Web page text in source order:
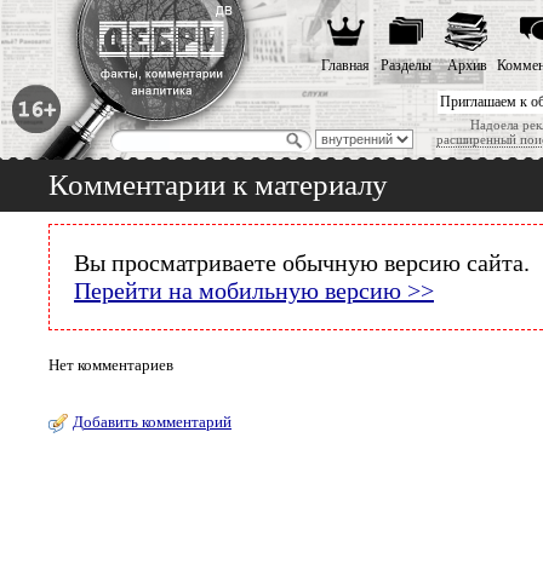
Приглашаем к
Надоела
расширенный
Главная Разделы Архив
Комментарии к материалу
Вы просматриваете обычную версию сайта.
Перейти на мобильную версию >>
Нет комментариев
Добавить комментарий